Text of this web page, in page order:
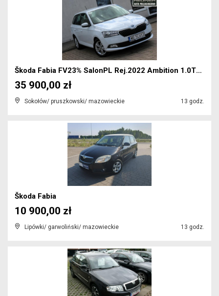
Škoda Fabia FV23% SalonPL Rej.2022 Ambition 1.0TSI...
Sokołów/ pruszkowski/ mazowieckie 13 godz.
35 900,00 zł
Škoda Fabia
Lipówki/ garwoliński/ mazowieckie 13 godz.
10 900,00 zł